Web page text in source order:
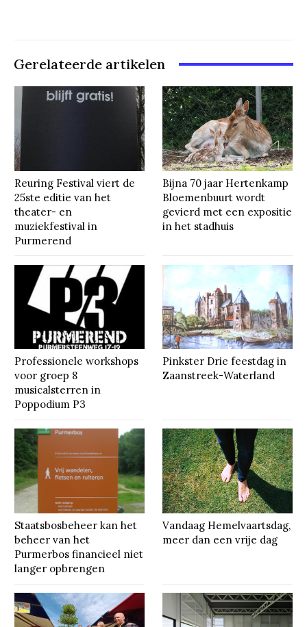
Gerelateerde artikelen
Reuring Festival viert de
25ste editie van het
theater- en
muziekfestival in
Purmerend
Bijna 70 jaar Hertenkamp
Bloemenbuurt wordt
gevierd met een expositie
in het stadhuis
Professionele workshops
voor groep 8
musicalsterren in
Poppodium P3
Pinkster Drie feestdag in
Zaanstreek-Waterland
Staatsbosbeheer kan het
beheer van het
Purmerbos financieel niet
langer opbrengen
Vandaag Hemelvaartsdag,
meer dan een vrije dag